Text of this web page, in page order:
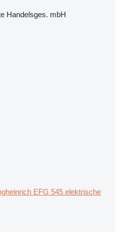
Handelsges. mbH
EFG 545 elektrische